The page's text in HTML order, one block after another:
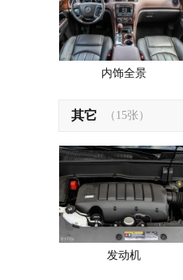
内饰全景
其它 （15张）
发动机